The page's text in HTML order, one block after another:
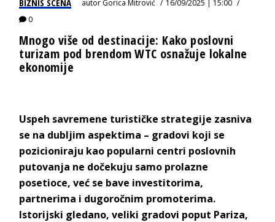
autor Gorica Mitrović
16/09/2025 | 15:00
0
Mnogo više od destinacije: Kako poslovni
turizam pod brendom WTC osnažuje lokalne
ekonomije
Uspeh savremene turističke strategije zasniva
se na dubljim aspektima – gradovi koji se
pozicioniraju kao popularni centri poslovnih
putovanja ne dočekuju samo prolazne
posetioce, već se bave investitorima,
partnerima i dugoročnim promoterima.
Istorijski gledano, veliki gradovi poput Pariza,